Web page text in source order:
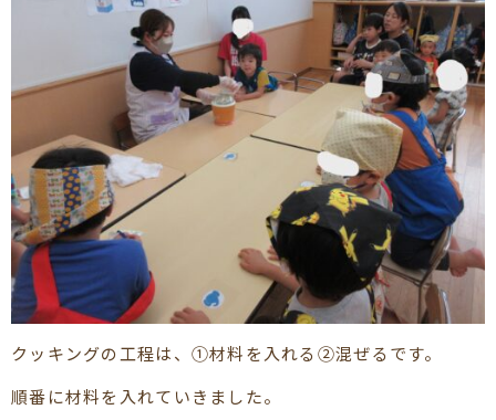
クッキングの工程は、①材料を入れる②混ぜるです。
順番に材料を入れていきました。